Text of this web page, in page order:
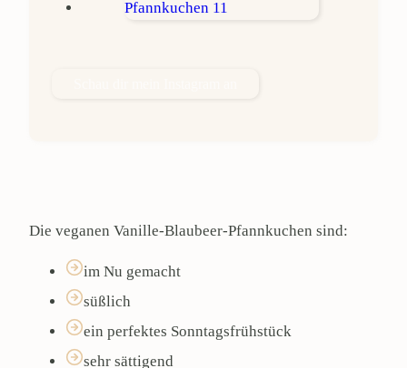
Die veganen Vanille-Blaubeer-Pfannkuchen sind:
im Nu gemacht
süßlich
ein perfektes Sonntagsfrühstück
sehr sättigend